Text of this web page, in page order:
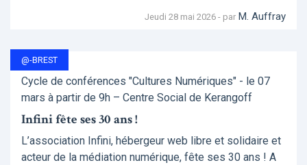
Jeudi 28 mai 2026 - par M. Auffray
@-BREST
Cycle de conférences "Cultures Numériques" - le 07
mars à partir de 9h – Centre Social de Kerangoff
Infini fête ses 30 ans !
L’association Infini, hébergeur web libre et solidaire et
acteur de la médiation numérique, fête ses 30 ans ! A